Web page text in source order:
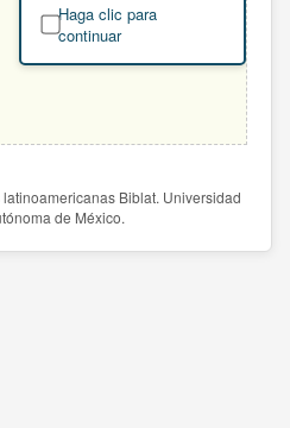
Haga clic para
continuar
Biblat. Universidad
de México.